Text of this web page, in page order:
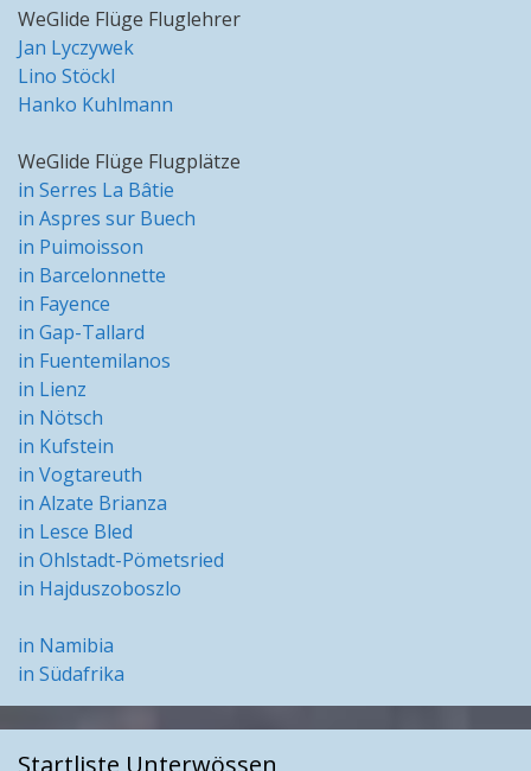
WeGlide Flüge Fluglehrer
Jan Lyczywek
Lino Stöckl
Hanko Kuhlmann
WeGlide Flüge Flugplätze
in Serres La Bâtie
in Aspres sur Buech
in Puimoisson
in Barcelonnette
in Fayence
in Gap-Tallard
in Fuentemilanos
in Lienz
in Nötsch
in Kufstein
in Vogtareuth
in Alzate Brianza
in Lesce Bled
in Ohlstadt-Pömetsried
in Hajduszoboszlo
in Namibia
in Südafrika